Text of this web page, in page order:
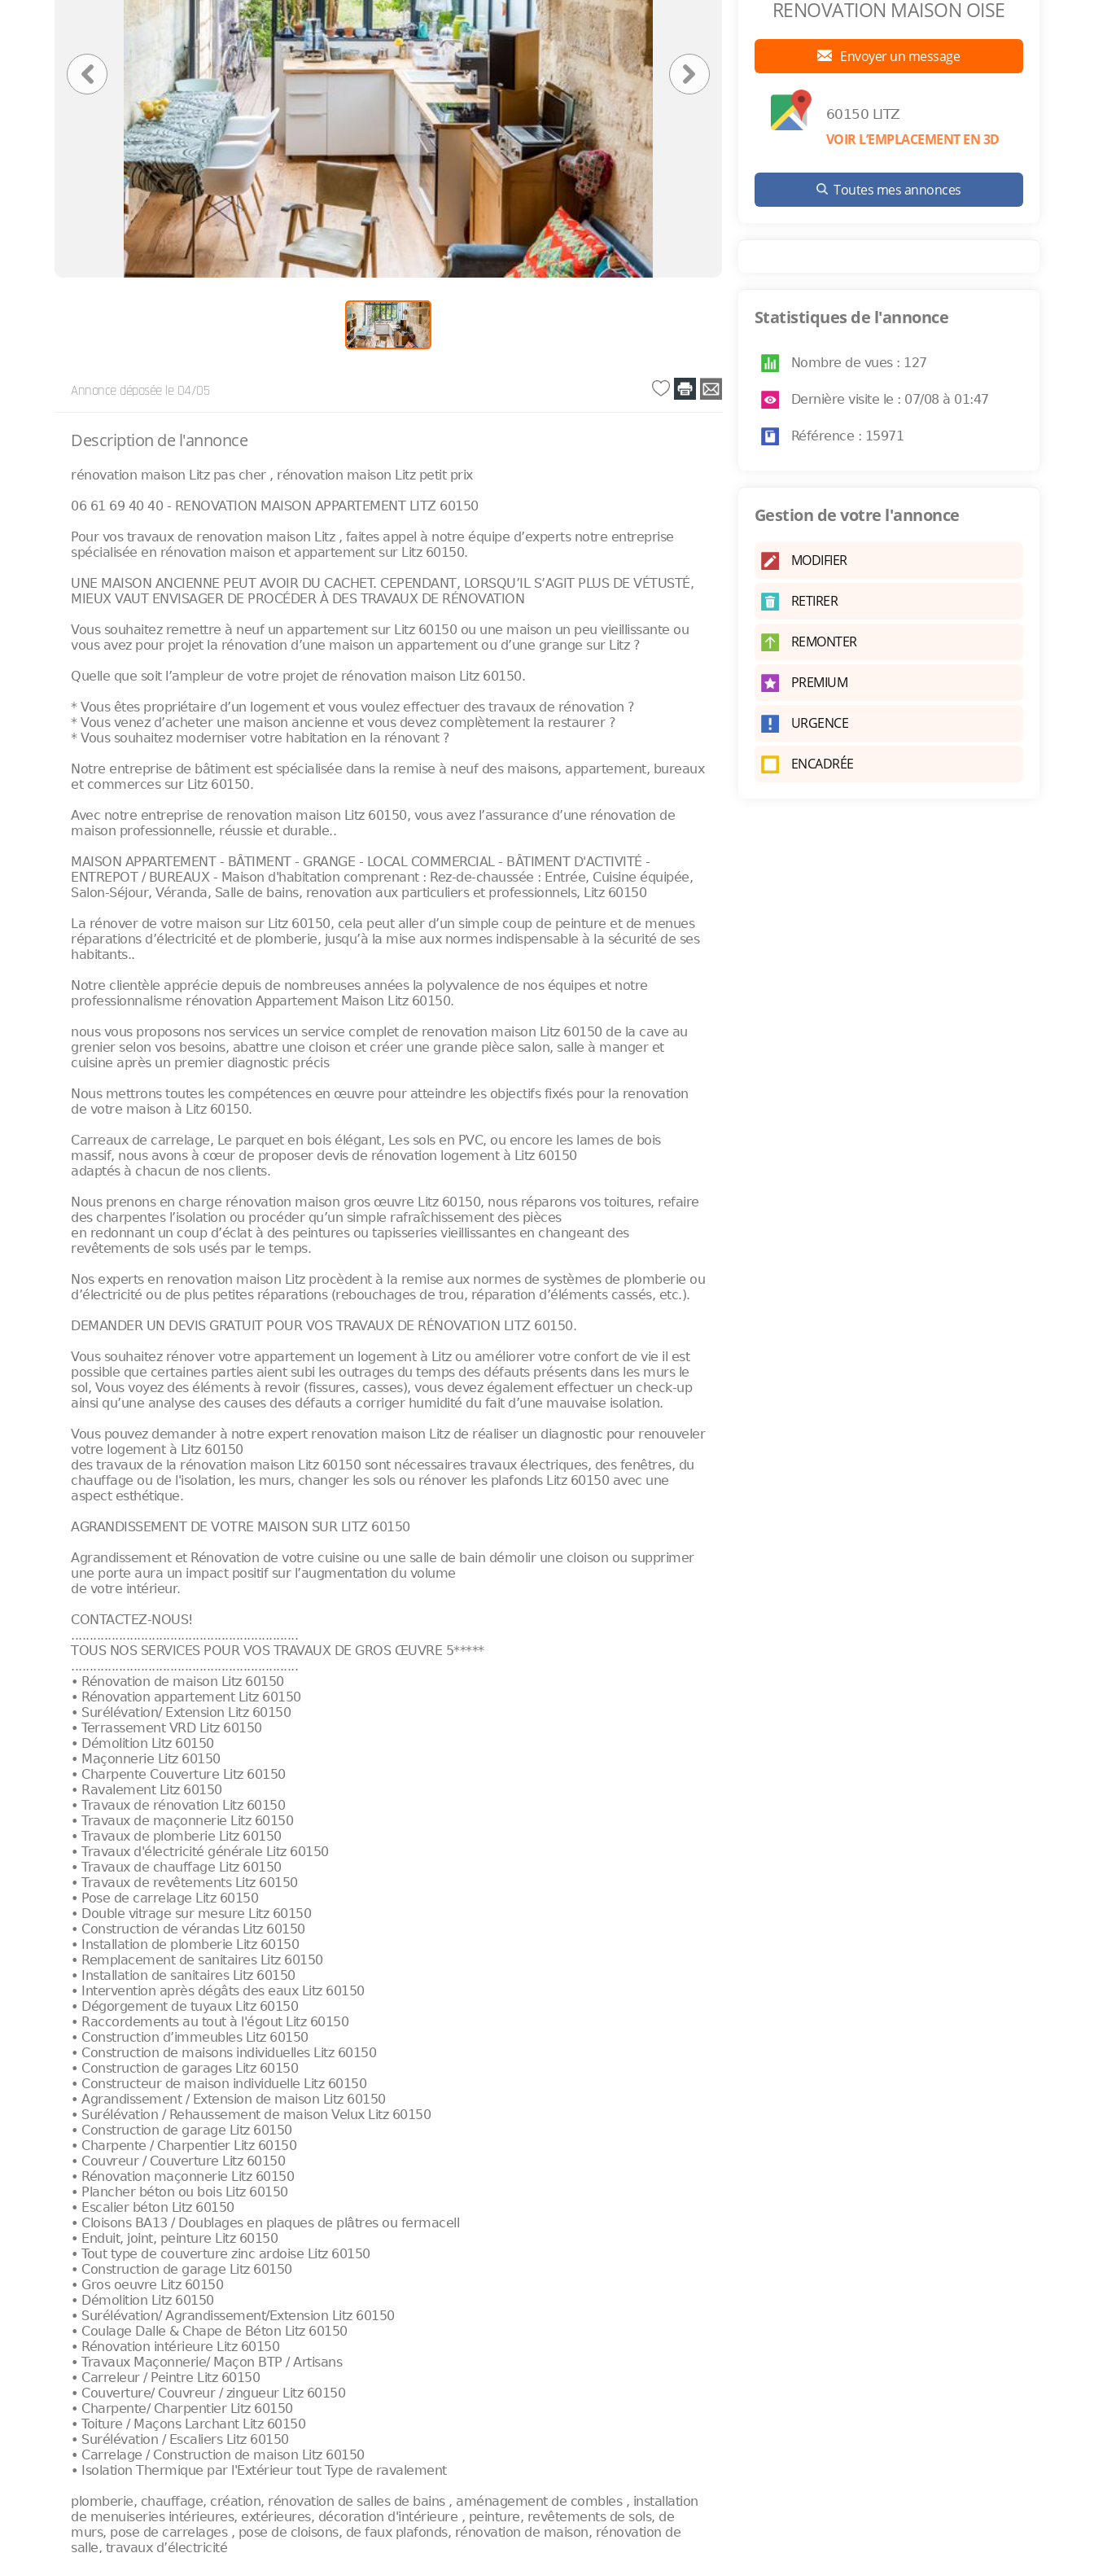
Annonce déposée le 04/05
Description de l'annonce
rénovation maison Litz pas cher , rénovation maison Litz petit prix
06 61 69 40 40 - RENOVATION MAISON APPARTEMENT LITZ 60150
Pour vos travaux de renovation maison Litz , faites appel à notre équipe d’experts notre entreprise
spécialisée en rénovation maison et appartement sur Litz 60150.
UNE MAISON ANCIENNE PEUT AVOIR DU CACHET. CEPENDANT, LORSQU’IL S’AGIT PLUS DE VÉTUSTÉ,
MIEUX VAUT ENVISAGER DE PROCÉDER À DES TRAVAUX DE RÉNOVATION
Vous souhaitez remettre à neuf un appartement sur Litz 60150 ou une maison un peu vieillissante ou
vous avez pour projet la rénovation d’une maison un appartement ou d’une grange sur Litz ?
Quelle que soit l’ampleur de votre projet de rénovation maison Litz 60150.
* Vous êtes propriétaire d’un logement et vous voulez effectuer des travaux de rénovation ?
* Vous venez d’acheter une maison ancienne et vous devez complètement la restaurer ?
* Vous souhaitez moderniser votre habitation en la rénovant ?
Notre entreprise de bâtiment est spécialisée dans la remise à neuf des maisons, appartement, bureaux
et commerces sur Litz 60150.
Avec notre entreprise de renovation maison Litz 60150, vous avez l’assurance d’une rénovation de
maison professionnelle, réussie et durable..
MAISON APPARTEMENT - BÂTIMENT - GRANGE - LOCAL COMMERCIAL - BÂTIMENT D'ACTIVITÉ -
ENTREPOT / BUREAUX - Maison d'habitation comprenant : Rez-de-chaussée : Entrée, Cuisine équipée,
Salon-Séjour, Véranda, Salle de bains, renovation aux particuliers et professionnels, Litz 60150
La rénover de votre maison sur Litz 60150, cela peut aller d’un simple coup de peinture et de menues
réparations d’électricité et de plomberie, jusqu’à la mise aux normes indispensable à la sécurité de ses
habitants..
Notre clientèle apprécie depuis de nombreuses années la polyvalence de nos équipes et notre
professionnalisme rénovation Appartement Maison Litz 60150.
nous vous proposons nos services un service complet de renovation maison Litz 60150 de la cave au
grenier selon vos besoins, abattre une cloison et créer une grande pièce salon, salle à manger et
cuisine après un premier diagnostic précis
Nous mettrons toutes les compétences en œuvre pour atteindre les objectifs fixés pour la renovation
de votre maison à Litz 60150.
Carreaux de carrelage, Le parquet en bois élégant, Les sols en PVC, ou encore les lames de bois
massif, nous avons à cœur de proposer devis de rénovation logement à Litz 60150
adaptés à chacun de nos clients.
Nous prenons en charge rénovation maison gros œuvre Litz 60150, nous réparons vos toitures, refaire
des charpentes l’isolation ou procéder qu’un simple rafraîchissement des pièces
en redonnant un coup d’éclat à des peintures ou tapisseries vieillissantes en changeant des
revêtements de sols usés par le temps.
Nos experts en renovation maison Litz procèdent à la remise aux normes de systèmes de plomberie ou
d’électricité ou de plus petites réparations (rebouchages de trou, réparation d’éléments cassés, etc.).
DEMANDER UN DEVIS GRATUIT POUR VOS TRAVAUX DE RÉNOVATION LITZ 60150.
Vous souhaitez rénover votre appartement un logement à Litz ou améliorer votre confort de vie il est
possible que certaines parties aient subi les outrages du temps des défauts présents dans les murs le
sol, Vous voyez des éléments à revoir (fissures, casses), vous devez également effectuer un check-up
ainsi qu’une analyse des causes des défauts a corriger humidité du fait d’une mauvaise isolation.
Vous pouvez demander à notre expert renovation maison Litz de réaliser un diagnostic pour renouveler
votre logement à Litz 60150
des travaux de la rénovation maison Litz 60150 sont nécessaires travaux électriques, des fenêtres, du
chauffage ou de l'isolation, les murs, changer les sols ou rénover les plafonds Litz 60150 avec une
aspect esthétique.
AGRANDISSEMENT DE VOTRE MAISON SUR LITZ 60150
Agrandissement et Rénovation de votre cuisine ou une salle de bain démolir une cloison ou supprimer
une porte aura un impact positif sur l’augmentation du volume
de votre intérieur.
CONTACTEZ-NOUS!
..............................................................
TOUS NOS SERVICES POUR VOS TRAVAUX DE GROS ŒUVRE 5*****
..............................................................
• Rénovation de maison Litz 60150
• Rénovation appartement Litz 60150
• Surélévation/ Extension Litz 60150
• Terrassement VRD Litz 60150
• Démolition Litz 60150
• Maçonnerie Litz 60150
• Charpente Couverture Litz 60150
• Ravalement Litz 60150
• Travaux de rénovation Litz 60150
• Travaux de maçonnerie Litz 60150
• Travaux de plomberie Litz 60150
• Travaux d'électricité générale Litz 60150
• Travaux de chauffage Litz 60150
• Travaux de revêtements Litz 60150
• Pose de carrelage Litz 60150
• Double vitrage sur mesure Litz 60150
• Construction de vérandas Litz 60150
• Installation de plomberie Litz 60150
• Remplacement de sanitaires Litz 60150
• Installation de sanitaires Litz 60150
• Intervention après dégâts des eaux Litz 60150
• Dégorgement de tuyaux Litz 60150
• Raccordements au tout à l'égout Litz 60150
• Construction d’immeubles Litz 60150
• Construction de maisons individuelles Litz 60150
• Construction de garages Litz 60150
• Constructeur de maison individuelle Litz 60150
• Agrandissement / Extension de maison Litz 60150
• Surélévation / Rehaussement de maison Velux Litz 60150
• Construction de garage Litz 60150
• Charpente / Charpentier Litz 60150
• Couvreur / Couverture Litz 60150
• Rénovation maçonnerie Litz 60150
• Plancher béton ou bois Litz 60150
• Escalier béton Litz 60150
• Cloisons BA13 / Doublages en plaques de plâtres ou fermacell
• Enduit, joint, peinture Litz 60150
• Tout type de couverture zinc ardoise Litz 60150
• Construction de garage Litz 60150
• Gros oeuvre Litz 60150
• Démolition Litz 60150
• Surélévation/ Agrandissement/Extension Litz 60150
• Coulage Dalle & Chape de Béton Litz 60150
• Rénovation intérieure Litz 60150
• Travaux Maçonnerie/ Maçon BTP / Artisans
• Carreleur / Peintre Litz 60150
• Couverture/ Couvreur / zingueur Litz 60150
• Charpente/ Charpentier Litz 60150
• Toiture / Maçons Larchant Litz 60150
• Surélévation / Escaliers Litz 60150
• Carrelage / Construction de maison Litz 60150
• Isolation Thermique par l'Extérieur tout Type de ravalement
plomberie, chauffage, création, rénovation de salles de bains , aménagement de combles , installation
de menuiseries intérieures, extérieures, décoration d'intérieure , peinture, revêtements de sols, de
murs, pose de carrelages , pose de cloisons, de faux plafonds, rénovation de maison, rénovation de
salle, travaux d’électricité
RENOVATION MAISON OISE
Envoyer un message
60150 LITZ
VOIR L’EMPLACEMENT EN 3D
Toutes mes annonces
Statistiques de l'annonce
Nombre de vues : 127
Dernière visite le : 07/08 à 01:47
Référence : 15971
Gestion de votre l'annonce
MODIFIER
RETIRER
REMONTER
PREMIUM
URGENCE
ENCADRÉE